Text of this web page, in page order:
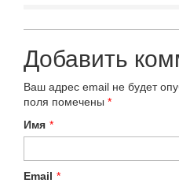
Добавить
Ваш адрес email не будет
поля помечены *
Имя *
Email *